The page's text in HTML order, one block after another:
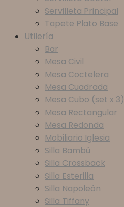
Servilleta Principal
Tapete Plato Base
Utilería
Bar
Mesa Civil
Mesa Coctelera
Mesa Cuadrada
Mesa Cubo (set x 3)
Mesa Rectangular
Mesa Redonda
Mobiliario Iglesia
Silla Bambú
Silla Crossback
Silla Esterilla
Silla Napoleón
Silla Tiffany